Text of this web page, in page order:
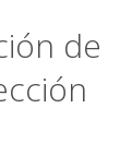
de